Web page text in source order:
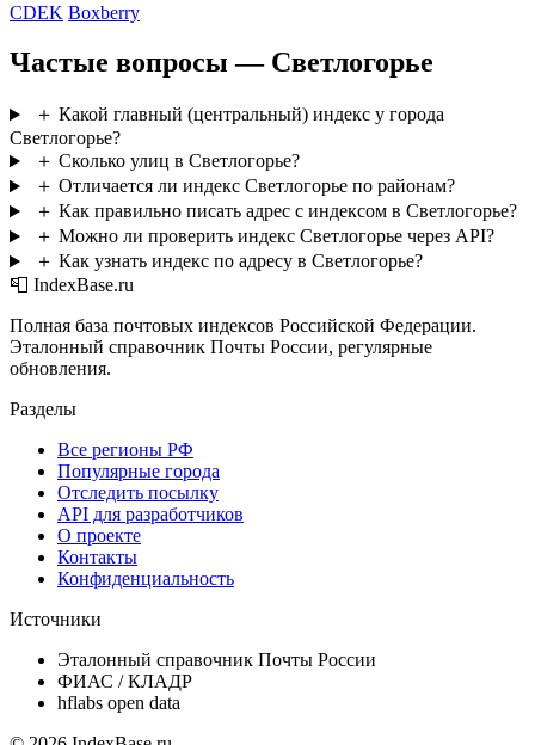
CDEK Boxberry
Частые вопросы — Светлогорье
＋ Какой главный (центральный) индекс у города
Светлогорье?
＋ Сколько улиц в Светлогорье?
＋ Отличается ли индекс Светлогорье по районам?
＋ Как правильно писать адрес с индексом в Светлогорье?
＋ Можно ли проверить индекс Светлогорье через API?
＋ Как узнать индекс по адресу в Светлогорье?
📮 IndexBase.ru
Полная база почтовых индексов Российской Федерации.
Эталонный справочник Почты России, регулярные
обновления.
Разделы
Все регионы РФ
Популярные города
Отследить посылку
API для разработчиков
О проекте
Контакты
Конфиденциальность
Источники
Эталонный справочник Почты России
ФИАС / КЛАДР
hflabs open data